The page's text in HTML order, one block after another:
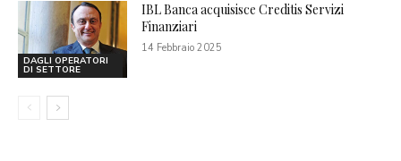
DAGLI OPERATORI
DI SETTORE
IBL Banca acquisisce Creditis Servizi
Finanziari
14 Febbraio 2025